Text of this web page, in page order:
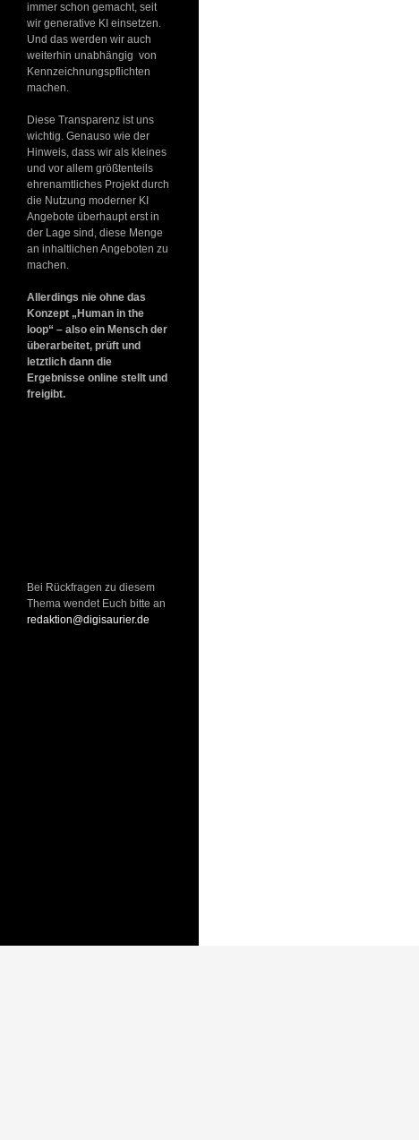
immer schon gemacht, seit
wir generative KI einsetzen.
Und das werden wir auch
weiterhin unabhängig von
Kennzeichnungspflichten
machen.
Diese Transparenz ist uns
wichtig. Genauso wie der
Hinweis, dass wir als kleines
und vor allem größtenteils
ehrenamtliches Projekt durch
die Nutzung moderner KI
Angebote überhaupt erst in
der Lage sind, diese Menge
an inhaltlichen Angeboten zu
machen.
Allerdings nie ohne das
Konzept „Human in the
loop“ – also ein Mensch der
überarbeitet, prüft und
letztlich dann die
Ergebnisse online stellt und
freigibt.
Bei Rückfragen zu diesem
Thema wendet Euch bitte an
redaktion@digisaurier.de